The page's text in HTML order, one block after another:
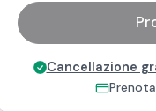
Cancellazione